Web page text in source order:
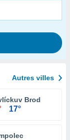
Autres villes
Brod
17°